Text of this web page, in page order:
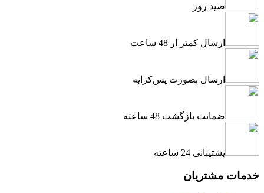
صید روز
ارسال کمتر از 48 ساعت
ارسال بصورت پس‌کرایه
ضمانت بازگشت 48 ساعته
پشتیبانی 24 ساعته
خدمات مشتریان